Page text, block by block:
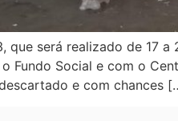
que será realizado de 17
Fundo Social e com o
e com chances